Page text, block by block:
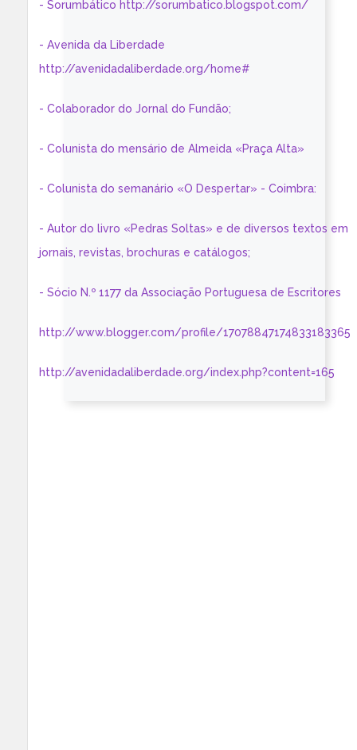
- Sorumbático http://sorumbatico.blogspot.com/
- Avenida da Liberdade
http://avenidadaliberdade.org/home#
- Colaborador do Jornal do Fundão;
- Colunista do mensário de Almeida «Praça Alta»
- Colunista do semanário «O Despertar» - Coimbra:
- Autor do livro «Pedras Soltas» e de diversos textos em
jornais, revistas, brochuras e catálogos;
- Sócio N.º 1177 da Associação Portuguesa de Escritores
http://www.blogger.com/profile/17078847174833183365
http://avenidadaliberdade.org/index.php?content=165